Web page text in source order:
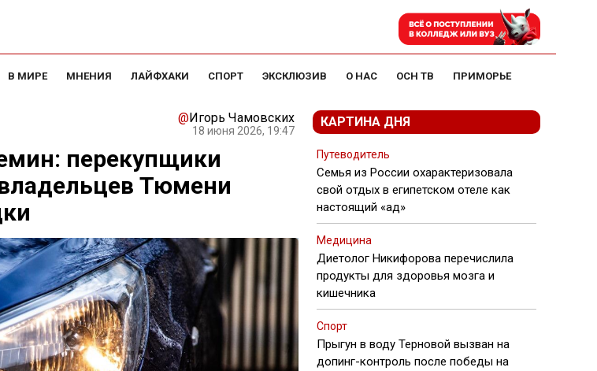
В МИРЕ МНЕНИЯ ЛАЙФХАКИ СПОРТ ЭКСКЛЮЗИВ О НАС ОСН ТВ ПРИМОРЬЕ
@Игорь Чамовских
18 июня 2026, 19:47
перекупщики
Тюмени
КАРТИНА ДНЯ
Путеводитель
Семья из России охарактеризовала
свой отдых в египетском отеле как
настоящий «ад»
Медицина
Диетолог Никифорова перечислила
продукты для здоровья мозга и
кишечника
Спорт
Прыгун в воду Терновой вызван на
допинг-контроль после победы на